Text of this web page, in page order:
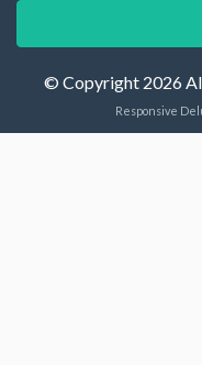
© Copyright 2026
Responsive